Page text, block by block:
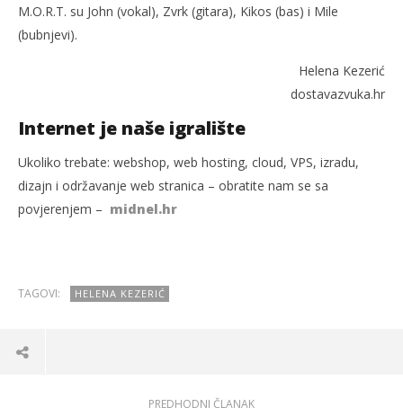
M.O.R.T. su John (vokal), Zvrk (gitara), Kikos (bas) i Mile
(bubnjevi).
Helena Kezerić
dostavazvuka.hr
Internet je naše igralište
Ukoliko trebate: webshop, web hosting, cloud, VPS, izradu,
dizajn i održavanje web stranica – obratite nam se sa
povjerenjem – midnel.hr
TAGOVI: HELENA KEZERIĆ
PREDHODNI ČLANAK